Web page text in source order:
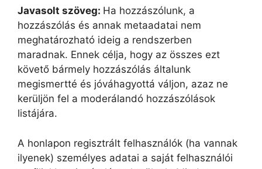
Javasolt szöveg: Ha hozzászólunk, a
hozzászólás és annak metaadatai nem
meghatározható ideig a rendszerben
maradnak. Ennek célja, hogy az összes ezt
követő bármely hozzászólás általunk
megismertté és jóváhagyottá váljon, azaz ne
kerüljön fel a moderálandó hozzászólások
listájára.
A honlapon regisztrált felhasználók (ha vannak
ilyenek) személyes adatai a saját felhasználói